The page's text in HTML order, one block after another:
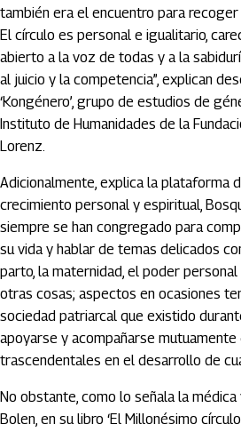
también era el encuentro para
El círculo es personal e igualitario,
abierto a la voz de todas y a la
al juicio y la competencia”, explican
‘Kongénero’, grupo de estudios de
Instituto de Humanidades de la
Lorenz.
Adicionalmente, explica la plataforma
crecimiento personal y espiritual,
siempre se han congregado para
su vida y hablar de temas delicados
parto, la maternidad, el poder
otras cosas; aspectos en ocasiones
sociedad patriarcal que existido
apoyarse y acompañarse
trascendentales en el desarrollo de
No obstante, como lo señala la
Bolen, en su libro ‘El Millonésimo